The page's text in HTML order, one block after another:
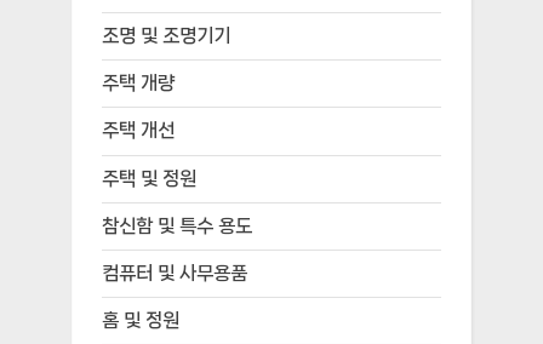
조명 및 조명기기
주택 개량
주택 개선
주택 및 정원
참신함 및 특수 용도
컴퓨터 및 사무용품
홈 및 정원